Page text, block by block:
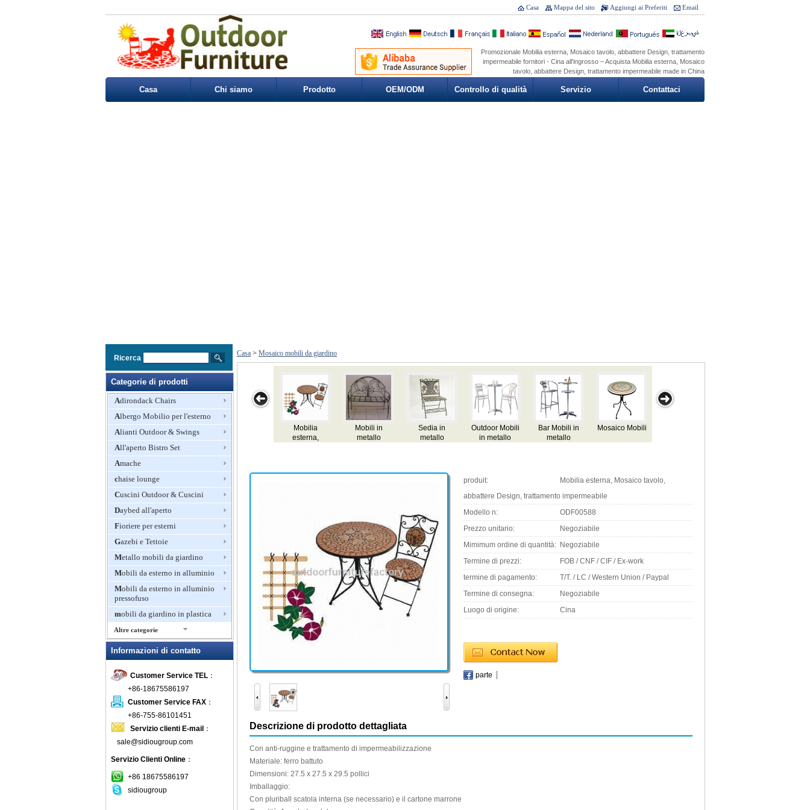
Email
Aggiungi ai Preferiti
Mappa del sito
Casa
Promozionale Mobilia esterna, Mosaico tavolo, abbattere Design, trattamento
impermeabile fornitori - Cina all'ingrosso – Acquista Mobilia esterna, Mosaico
tavolo, abbattere Design, trattamento impermeabile made in China
Casa Chi siamo Prodotto OEM/ODM Controllo di qualità Servizio Contattaci
Ricerca
Categorie di prodotti
Adirondack Chairs
Albergo Mobilio per l'esterno
Alianti Outdoor & Swings
All'aperto Bistro Set
Amache
chaise lounge
Cuscini Outdoor & Cuscini
Daybed all'aperto
Fioriere per esterni
Gazebi e Tettoie
Metallo mobili da giardino
Mobili da esterno in alluminio
Mobili da esterno in alluminio
pressofuso
mobili da giardino in plastica
Altre categorie
Mobili da giardino in rattan
Mobili di bambù per esterni
Mobili di lusso per esterni
mobili in legno per esterni
Mobili in teak
Mosaico mobili da giardino
Panche invasatura
Panchina da giardino
Patio Set
Pits fuoco all'aperto
Informazioni di contatto
Customer Service TEL ：
+86-18675586197
Customer Service FAX ：
+86-755-86101451
Servizio clienti E-mail ：
sale@sidiougroup.com
Servizio Clienti Online ：
+86 18675586197
sidiougroup
Casa > Mosaico mobili da giardino
Mosaico tavolo,
abbattere
Design,
trattamento
impermeabile
Mobili in
metallo
Sedia in
metallo
Outdoor Mobili
in metallo
Bar Mobili in
metallo
Mosaico Mobili
Mosaico
produit:
Mobilia esterna, Mosaico tavolo,
abbattere Design, trattamento impermeabile
Modello n:
ODF00588
Prezzo unitario:
Negoziabile
Mimimum ordine di quantità: Negoziabile
Termine di prezzi:
FOB / CNF / CIF / Ex-work
termine di pagamento:
T/T. / LC / Western Union / Paypal
Termine di consegna:
Negoziabile
Luogo di origine:
Cina
parte
Descrizione di prodotto dettagliata
Con anti-ruggine e trattamento di impermeabilizzazione
Materiale: ferro battuto
Dimensioni: 27.5 x 27.5 x 29.5 pollici
Imballaggio:
Con pluriball scatola interna (se necessario) e il cartone marrone